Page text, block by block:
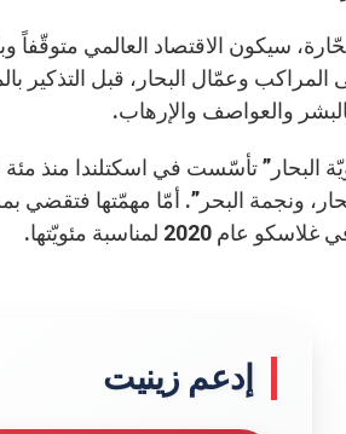
بحّارة، سيكون الاقتصاد العالمي
وعمّال البحار، قبل التذكير
والعواصف والإرهاب.
ونجمة البحر”. أمّا مهمّتها فتقضي
لمناسبة مئويّتها.
إدعم زينيت